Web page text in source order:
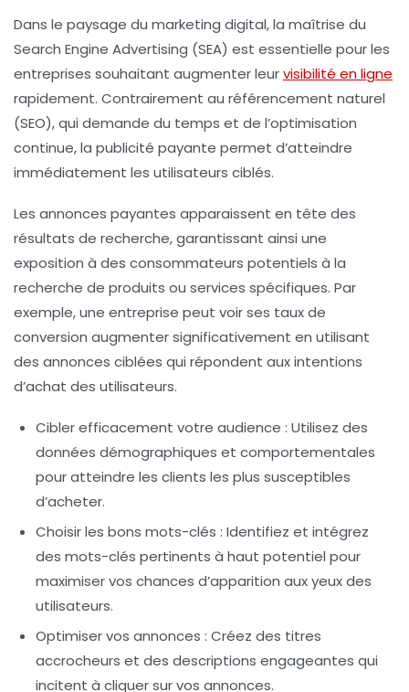
Dans le paysage du marketing digital, la maîtrise du
Search Engine Advertising (SEA) est essentielle pour les
entreprises souhaitant augmenter leurvisibilité en ligne
rapidement. Contrairement au référencement naturel
(SEO), qui demande du temps et de l’optimisation
continue, la publicité payante permet d’atteindre
immédiatement les utilisateurs ciblés.
Les annonces payantes apparaissent en tête des
résultats de recherche, garantissant ainsi une
exposition à des consommateurs potentiels à la
recherche de produits ou services spécifiques. Par
exemple, une entreprise peut voir ses taux de
conversion augmenter significativement en utilisant
des annonces ciblées qui répondent aux intentions
d’achat des utilisateurs.
Cibler efficacement votre audience : Utilisez des
données démographiques et comportementales
pour atteindre les clients les plus susceptibles
d’acheter.
Choisir les bons mots-clés : Identifiez et intégrez
des mots-clés pertinents à haut potentiel pour
maximiser vos chances d’apparition aux yeux des
utilisateurs.
Optimiser vos annonces : Créez des titres
accrocheurs et des descriptions engageantes qui
incitent à cliquer sur vos annonces.